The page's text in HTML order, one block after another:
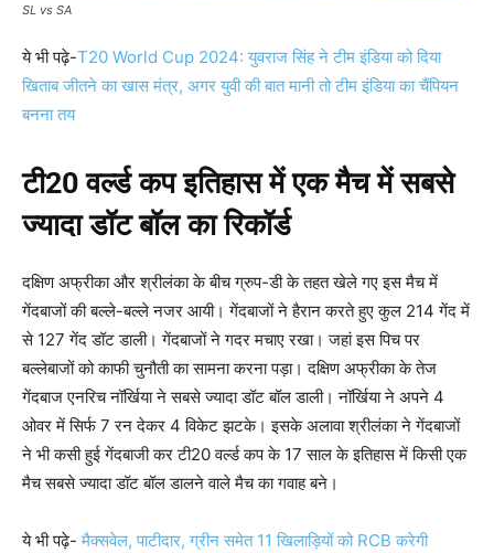
SL vs SA
ये भी पढ़े-T20 World Cup 2024: युवराज सिंह ने टीम इंडिया को दिया
खिताब जीतने का खास मंत्र, अगर युवी की बात मानी तो टीम इंडिया का चैंपियन
बनना तय
टी20 वर्ल्ड कप इतिहास में एक मैच में सबसे
ज्यादा डॉट बॉल का रिकॉर्ड
दक्षिण अफ्रीका और श्रीलंका के बीच ग्रुप-डी के तहत खेले गए इस मैच में
गेंदबाजों की बल्ले-बल्ले नजर आयी। गेंदबाजों ने हैरान करते हुए कुल 214 गेंद में
से 127 गेंद डॉट डाली। गेंदबाजों ने गदर मचाए रखा। जहां इस पिच पर
बल्लेबाजों को काफी चुनौती का सामना करना पड़ा। दक्षिण अफ्रीका के तेज
गेंदबाज एनरिच नॉर्खिया ने सबसे ज्यादा डॉट बॉल डाली। नॉर्खिया ने अपने 4
ओवर में सिर्फ 7 रन देकर 4 विकेट झटके। इसके अलावा श्रीलंका ने गेंदबाजों
ने भी कसी हुई गेंदबाजी कर टी20 वर्ल्ड कप के 17 साल के इतिहास में किसी एक
मैच सबसे ज्यादा डॉट बॉल डालने वाले मैच का गवाह बने।
ये भी पढ़े-मैक्सवेल, पाटीदार, ग्रीन समेत 11 खिलाड़ियों को RCB करेगी